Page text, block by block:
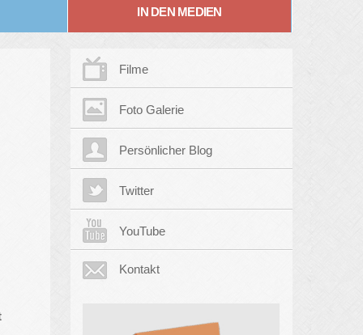
IN DEN MEDIEN
Filme
Foto Galerie
Persönlicher Blog
Twitter
YouTube
Kontakt